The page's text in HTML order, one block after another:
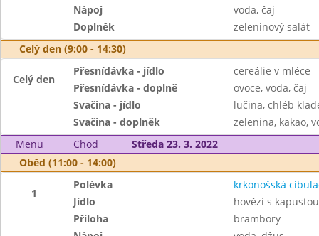
Nápoj
voda, čaj
Doplněk
zeleninový salát
Celý den (9:00 - 14:30)
Celý den
Přesnídávka - jídlo
cereálie v mléce
Přesnídávka - doplně
ovoce, voda, čaj
Svačina - jídlo
lučina, chléb
Svačina - doplněk
zelenina, kakao,
Menu
Chod
Středa 23. 3. 2022
Oběd (11:00 - 14:00)
1
Polévka
krkonošská
Jídlo
hovězí s kapustou
Příloha
brambory